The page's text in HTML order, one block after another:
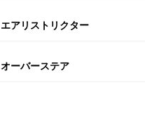
エアリストリクター
オーバーステア